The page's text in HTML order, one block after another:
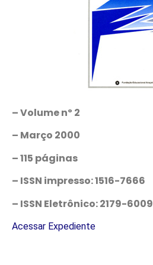
– Volume nº 2
– Março 2000
– 115 páginas
– ISSN impresso: 1516-7666
– ISSN Eletrônico: 2179-6009
Acessar Expediente